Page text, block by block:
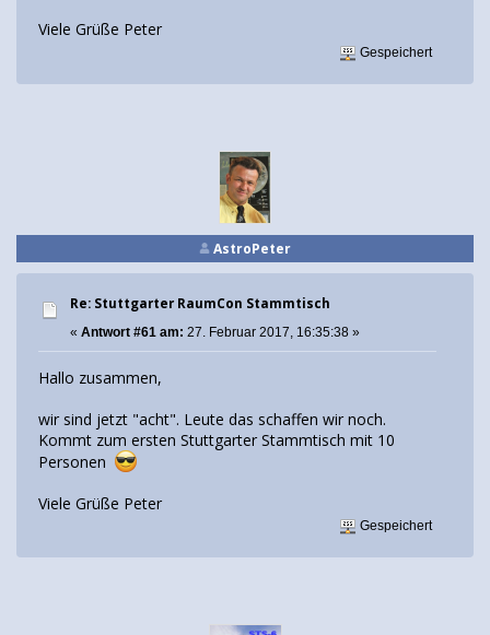
Viele Grüße Peter
Gespeichert
AstroPeter
Re: Stuttgarter RaumCon Stammtisch
« Antwort #61 am: 27. Februar 2017, 16:35:38 »
Hallo zusammen,
wir sind jetzt "acht". Leute das schaffen wir noch.
Kommt zum ersten Stuttgarter Stammtisch mit 10
Personen
Viele Grüße Peter
Gespeichert